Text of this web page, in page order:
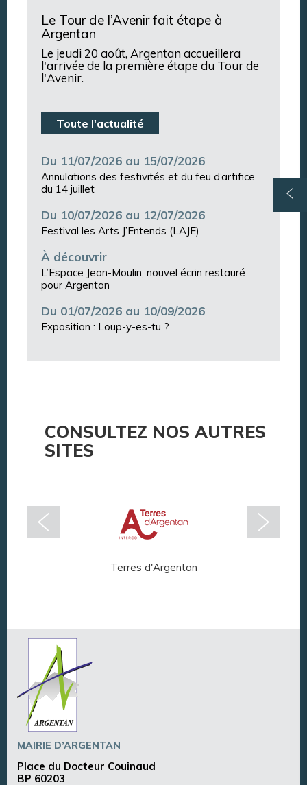
Le Tour de l’Avenir fait étape à
Argentan
Le jeudi 20 août, Argentan accueillera
l'arrivée de la première étape du Tour de
l'Avenir.
Toute l'actualité
Du 11/07/2026 au 15/07/2026
Annulations des festivités et du feu d’artifice
du 14 juillet
Du 10/07/2026 au 12/07/2026
Festival les Arts J’Entends (LAJE)
À découvrir
L’Espace Jean-Moulin, nouvel écrin restauré
pour Argentan
Du 01/07/2026 au 10/09/2026
Exposition : Loup-y-es-tu ?
CONSULTEZ NOS AUTRES
SITES
Terres d'Argentan
MAIRIE D’ARGENTAN
Place du Docteur Couinaud
BP 60203